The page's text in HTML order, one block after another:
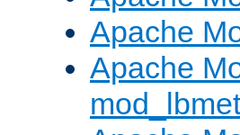
Apache
Apache